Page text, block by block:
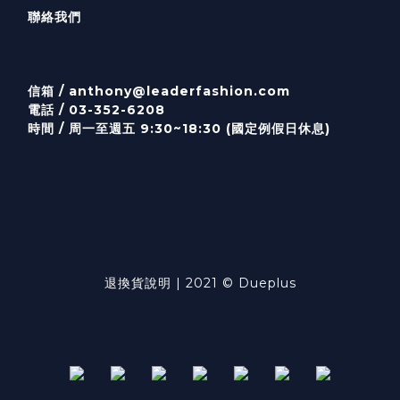
聯絡我們
信箱 / anthony@leaderfashion.com
電話 / 03-352-6208
時間 / 周一至週五 9:30~18:30 (國定例假日休息)
退換貨說明 | 2021 © Dueplus